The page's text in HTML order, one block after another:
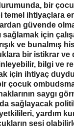
bir
temel ihtiyaçlara
güvende
sağlamak için
ve bunalmış
bir istikrar
bilgi ve
için ihtiyaç
çocuk
saygı
sağlayacak
yardım
sesi